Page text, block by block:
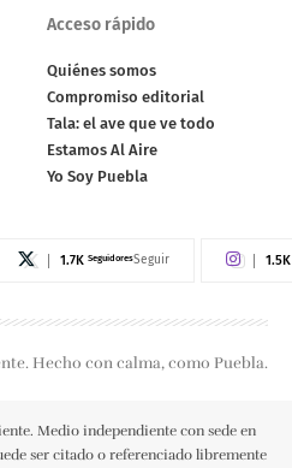
Acceso rápido
Quiénes somos
Compromiso editorial
Tala: el ave que ve todo
Estamos Al Aire
Yo Soy Puebla
1.7K SeguidoresSeguir 1.5K
Hecho con calma, como Puebla.
Medio independiente con sede en
ser citado o referenciado libremente